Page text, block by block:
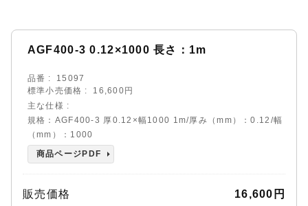
AGF400-3 0.12×1000 長さ：1m
品番
15097
標準小売価格
16,600円
主な仕様
規格：AGF400-3 厚0.12×幅1000 1m/厚み（mm）：0.12/幅
（mm）：1000
商品ページPDF
販売価格 16,600円